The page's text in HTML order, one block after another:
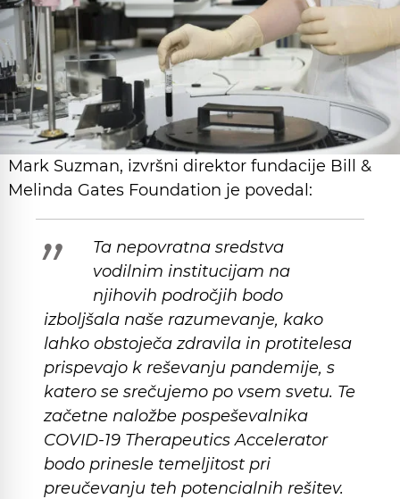
Mark Suzman, izvršni direktor fundacije Bill &
Melinda Gates Foundation je povedal:
Ta nepovratna sredstva
vodilnim institucijam na
njihovih področjih bodo
izboljšala naše razumevanje, kako
lahko obstoječa zdravila in protitelesa
prispevajo k reševanju pandemije, s
katero se srečujemo po vsem svetu. Te
začetne naložbe pospeševalnika
COVID-19 Therapeutics Accelerator
bodo prinesle temeljitost pri
preučevanju teh potencialnih rešitev.